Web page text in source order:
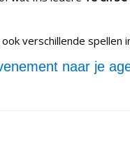
verschillende spellen
naar je